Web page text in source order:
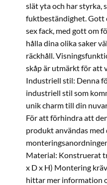
slät yta och har styrka,
fuktbeständighet. Gott
sex fack, med gott om
hålla dina olika saker
räckhåll.
skåp är utmärkt för att
Industriell stil: Denna
industriell stil som
unik charm till din
För att förhindra att
produkt användas
Material: Konstruerat
x D x H) Montering
hittar mer information